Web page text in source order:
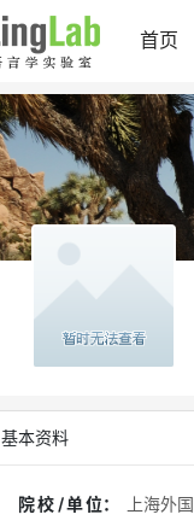
首页
基本资料
院校/单位： 上海外